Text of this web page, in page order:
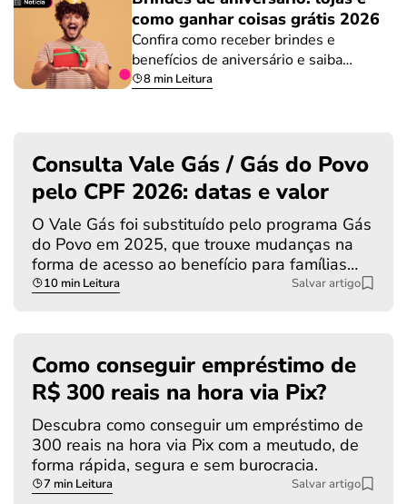
como ganhar coisas grátis 2026
Confira como receber brindes e
benefícios de aniversário e saiba…
8 min Leitura
Consulta Vale Gás / Gás do Povo
pelo CPF 2026: datas e valor
O Vale Gás foi substituído pelo programa Gás
do Povo em 2025, que trouxe mudanças na
forma de acesso ao benefício para famílias…
10 min Leitura Salvar artigo
Como conseguir empréstimo de
R$ 300 reais na hora via Pix?
Descubra como conseguir um empréstimo de
300 reais na hora via Pix com a meutudo, de
forma rápida, segura e sem burocracia.
7 min Leitura Salvar artigo